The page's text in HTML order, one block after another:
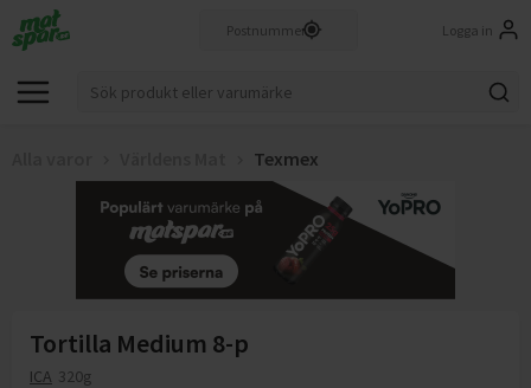
Logga in
Texmex
Tortilla Medium 8-p
ICA 320g